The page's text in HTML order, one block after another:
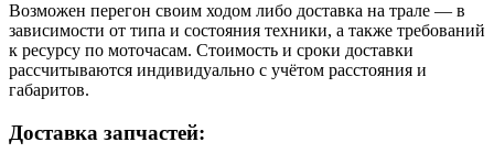
Возможен перегон своим ходом либо доставка на трале — в
зависимости от типа и состояния техники, а также требований
к ресурсу по моточасам. Стоимость и сроки доставки
рассчитываются индивидуально с учётом расстояния и
габаритов.
Доставка запчастей: